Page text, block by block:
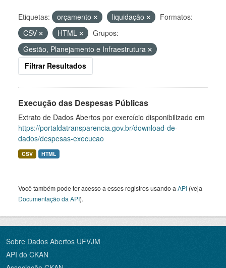
Etiquetas: orçamento liquidação
Formatos:
CSV
HTML
Grupos:
Gestão, Planejamento e Infraestrutura
Filtrar Resultados
Execução das Despesas Públicas
Extrato de Dados Abertos por exercício disponibilizado em
https://portaldatransparencia.gov.br/download-de-
dados/despesas-execucao
CSV HTML
Você também pode ter acesso a esses registros usando a API (veja
Documentação da API).
Sobre Dados Abertos UFVJM
API do CKAN